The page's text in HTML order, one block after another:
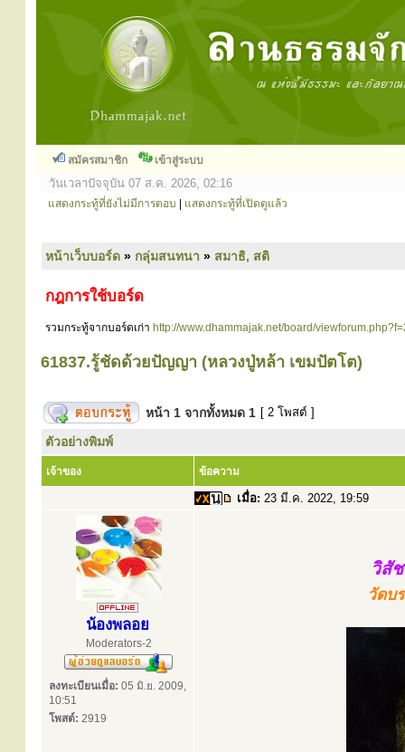
สมัครสมาชิก เข้าสู่ระบบ
วันเวลาปัจจุบัน 07 ส.ค. 2026, 02:16
แสดงกระทู้ที่ยังไม่มีการตอบ แสดงกระทู้ที่เปิดดูแล้ว
หน้าเว็บบอร์ด » กลุ่มสนทนา » สมาธิ, สติ
กฎการใช้บอร์ด
รวมกระทู้จากบอร์ดเก่า http://www.dhammajak.net/board/
61837.รู้ชัดด้วยปัญญา (หลวงปู่หล้า เขมปัตโต)
หน้า 1 จากทั้งหมด 1 [ 2 โพสต์ ]
ตัวอย่างพิมพ์
เจ้าของ ข้อความ
เมื่อ: 23 มี.ค. 2022, 19:59
น้องพลอย
Moderators-2
ลงทะเบียนเมื่อ: 05 มิ.ย. 2009,
10:51
โพสต์: 2919
วิสั
วัดบ